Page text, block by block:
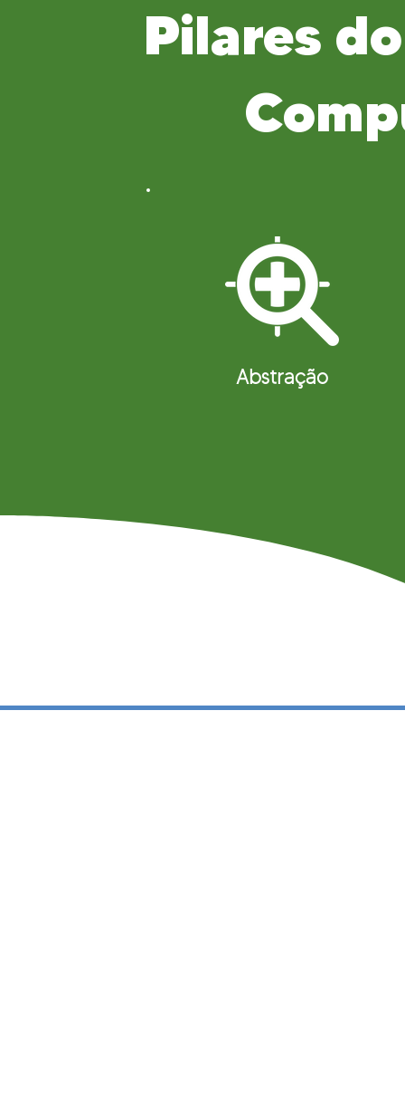
Pilares
Abstração